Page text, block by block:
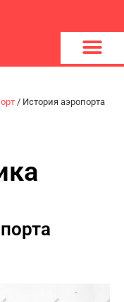
/ История аэропорта